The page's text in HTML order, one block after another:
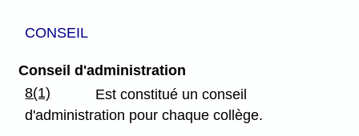
CONSEIL
Conseil d'administration
8(1)
Est constitué un conseil
d'administration pour chaque collège.